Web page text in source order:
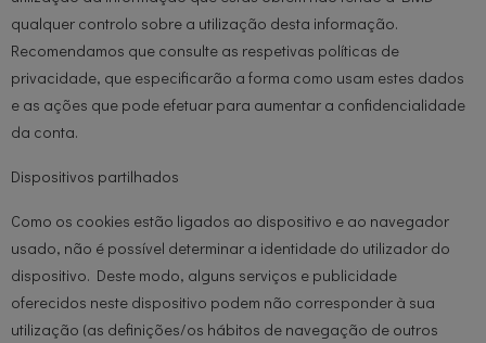
qualquer controlo sobre a utilização desta informação.
Recomendamos que consulte as respetivas políticas de
privacidade, que especificarão a forma como usam estes dados
e as ações que pode efetuar para aumentar a confidencialidade
da conta.
Dispositivos partilhados
Como os cookies estão ligados ao dispositivo e ao navegador
usado, não é possível determinar a identidade do utilizador do
dispositivo. Deste modo, alguns serviços e publicidade
oferecidos neste dispositivo podem não corresponder à sua
utilização (as definições/os hábitos de navegação de outros